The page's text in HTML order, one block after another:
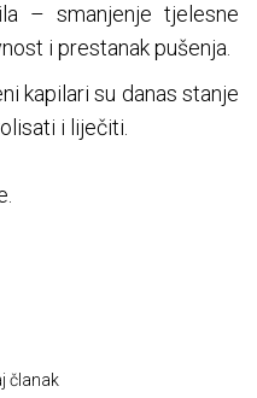
– smanjenje tjelesne
i prestanak pušenja.
kapilari su danas stanje
i liječiti.
članak